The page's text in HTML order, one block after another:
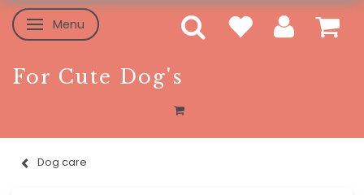
Toggle navigation
Menu
For Cute Dog's
Dog care